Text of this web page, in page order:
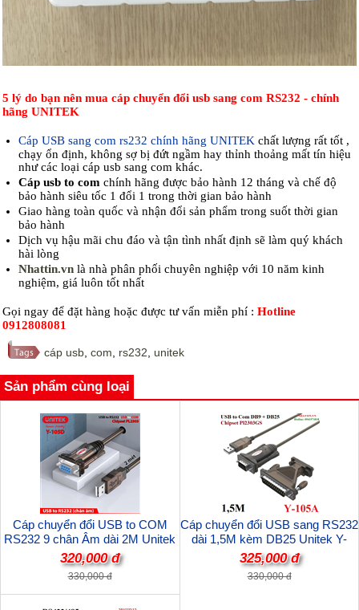
5 lý do bạn nên mua cáp chuyển đổi usb sang com RS232 - chính
hãng UNITEK
Cáp USB sang com rs232 chính hãng UNITEK chất lượng rất tốt ,
chạy ổn định, không sợ bị đứt ngầm hay thỉnh thoảng mất tín hiệu
như các loại cáp usb sang com khác.
Cáp usb to com chính hãng được bảo hành 12 tháng và chế độ
bảo hành siêu tốc 1 đổi 1 trong thời gian bảo hành
Giao hàng toàn quốc và nhận đổi sản phẩm trong suốt thời gian
bảo hành
Dịch vụ hậu mãi chu đáo và tận tình nhất định sẽ làm quý khách
hài lòng
Nhattin.vn là nhà phân phối chuyên nghiệp với 10 năm kinh
nghiệm, giá luôn tốt nhất
Gọi ngay để đặt hàng hoặc được tư vấn miễn phí : Hotline
0912808081
cáp usb com rs232 unitek
Sản phẩm cùng loại
Cáp chuyển đổi USB to COM
RS232 9 chân Âm dài 2M Unitek
Y-105D Chip PL2303 cao cấp
320,000 đ
330,000 đ
Cáp chuyển đổi USB sang RS232
dài 1,5M kèm DB25 Unitek Y-
105A Chính hãng
325,000 đ
330,000 đ